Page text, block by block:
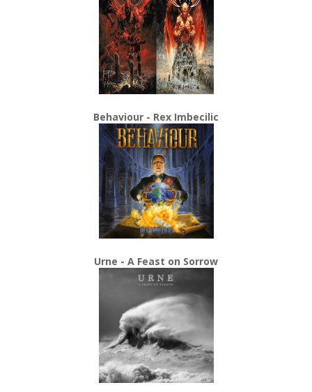
Behaviour - Rex Imbecilic
Urne - A Feast on Sorrow